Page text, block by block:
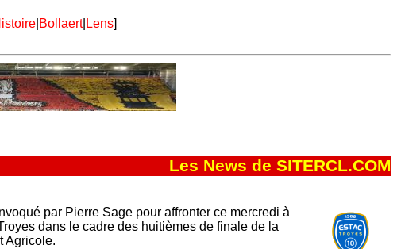
| Bollaert| Lens]
Les News de SITERCL.COM
par Pierre Sage pour affronter ce mercredi à
dans le cadre des huitièmes de finale de la
Agricole.